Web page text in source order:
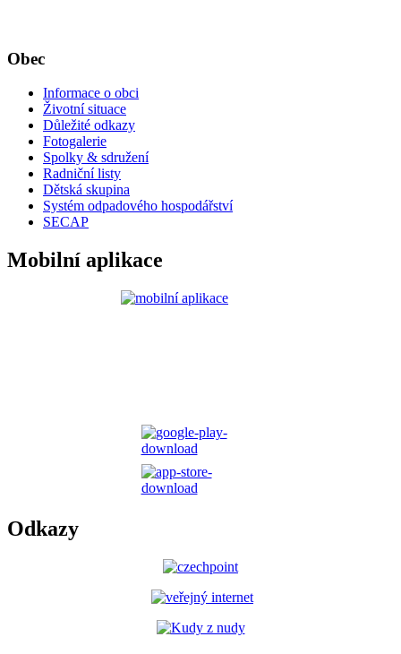
Obec
Informace o obci
Životní situace
Důležité odkazy
Fotogalerie
Spolky & sdružení
Radniční listy
Dětská skupina
Systém odpadového hospodářství
SECAP
Mobilní aplikace
Odkazy